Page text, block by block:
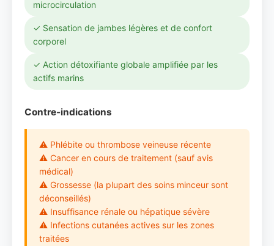
microcirculation
✓ Sensation de jambes légères et de confort
corporel
✓ Action détoxifiante globale amplifiée par les
actifs marins
Contre-indications
⚠ Phlébite ou thrombose veineuse récente
⚠ Cancer en cours de traitement (sauf avis
médical)
⚠ Grossesse (la plupart des soins minceur sont
déconseillés)
⚠ Insuffisance rénale ou hépatique sévère
⚠ Infections cutanées actives sur les zones
traitées